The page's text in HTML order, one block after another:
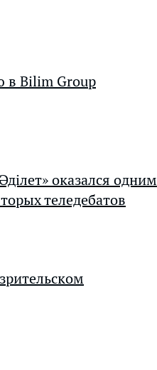
в Bilim Group
оказался одним
теледебатов